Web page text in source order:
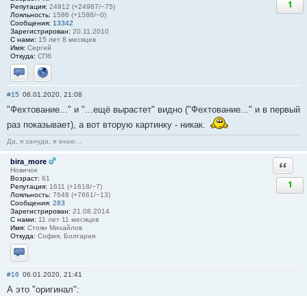
Репутация: 24912 (+24987/−75)
Лояльность: 1586 (+1586/−0)
Сообщения: 13342
Зарегистрирован: 20.11.2010
С нами: 15 лет 8 месяцев
Имя: Сергей
Откуда: СПб
Отправить личное сообщение
Сайт
1
#15 06.01.2020, 21:08
"Фехтование..." и "...ещё вырастет" видно ("Фехтование..." и в первый
раз показывает), а вот вторую картинку - никак.
Да, я зануда, я знаю...
bira_more
Новичок
Возраст: 61
Репутация: 1611 (+1618/−7)
Лояльность: 7648 (+7661/−13)
Сообщения: 283
Зарегистрирован: 21.08.2014
С нами: 11 лет 11 месяцев
Имя: Стоян Михайлов
Откуда: София, Болгария
Отправить личное сообщение
1
#16 06.01.2020, 21:41
А это "оригинал":